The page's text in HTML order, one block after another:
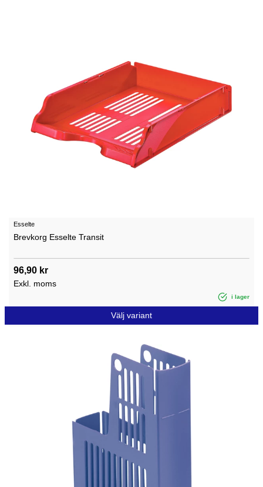
Esselte
Brevkorg Esselte Transit
96,90 kr
Exkl. moms
i lager
Välj variant